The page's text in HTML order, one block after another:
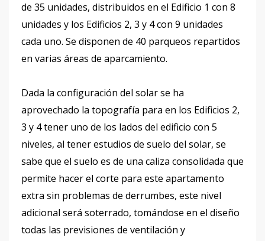
de 35 unidades, distribuidos en el Edificio 1 con 8
unidades y los Edificios 2, 3 y 4 con 9 unidades
cada uno. Se disponen de 40 parqueos repartidos
en varias áreas de aparcamiento.
Dada la configuración del solar se ha
aprovechado la topografía para en los Edificios 2,
3 y 4 tener uno de los lados del edificio con 5
niveles, al tener estudios de suelo del solar, se
sabe que el suelo es de una caliza consolidada que
permite hacer el corte para este apartamento
extra sin problemas de derrumbes, este nivel
adicional será soterrado, tomándose en el diseño
todas las previsiones de ventilación y